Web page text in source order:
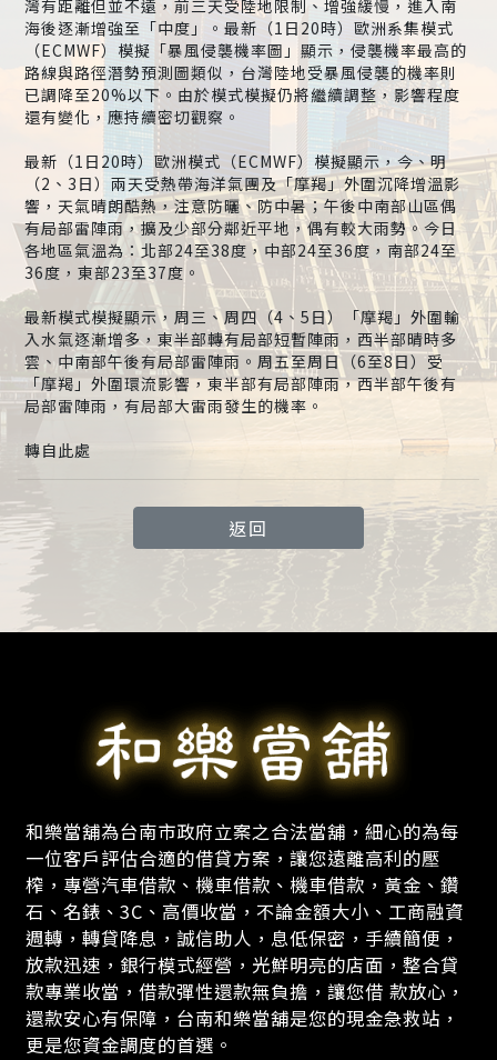
灣有距離但並不遠，前三天受陸地限制、增強緩慢，進入南
海後逐漸增強至「中度」。最新（1日20時）歐洲系集模式
（ECMWF）模擬「暴風侵襲機率圖」顯示，侵襲機率最高的
路線與路徑潛勢預測圖類似，台灣陸地受暴風侵襲的機率則
已調降至20%以下。由於模式模擬仍將繼續調整，影響程度
還有變化，應持續密切觀察。
最新（1日20時）歐洲模式（ECMWF）模擬顯示，今、明
（2、3日）兩天受熱帶海洋氣團及「摩羯」外圍沉降增溫影
響，天氣晴朗酷熱，注意防曬、防中暑；午後中南部山區偶
有局部雷陣雨，擴及少部分鄰近平地，偶有較大雨勢。今日
各地區氣溫為：北部24至38度，中部24至36度，南部24至
36度，東部23至37度。
最新模式模擬顯示，周三、周四（4、5日）「摩羯」外圍輸
入水氣逐漸增多，東半部轉有局部短暫陣雨，西半部晴時多
雲、中南部午後有局部雷陣雨。周五至周日（6至8日）受
「摩羯」外圍環流影響，東半部有局部陣雨，西半部午後有
局部雷陣雨，有局部大雷雨發生的機率。
轉自此處
返回
和樂當舖為台南市政府立案之合法當舖，細心的為每
一位客戶評估合適的借貸方案，讓您遠離高利的壓
榨，專營汽車借款、機車借款、機車借款，黃金、鑽
石、名錶、3C、高價收當，不論金額大小、工商融資
週轉，轉貸降息，誠信助人，息低保密，手續簡便，
放款迅速，銀行模式經營，光鮮明亮的店面，整合貸
款專業收當，借款彈性還款無負擔，讓您借 款放心，
還款安心有保障，台南和樂當舖是您的現金急救站，
更是您資金調度的首選。